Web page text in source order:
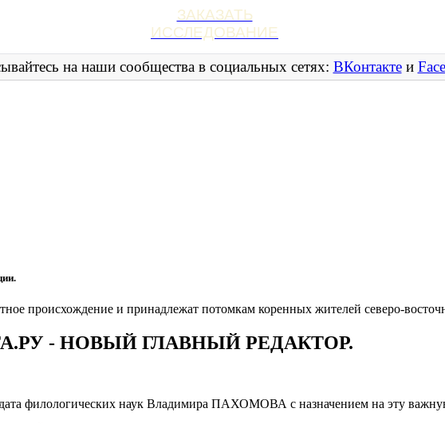
ЗАКАЗАТЬ
ИССЛЕДОВАНИЕ
на наши сообщества в социальных сетях: ВКонтактеи
происхождение и принадлежат потомкам коренных жителей северо-
- НОВЫЙ ГЛАВНЫЙ РЕДАКТОР.
филологических наук Владимира ПАХОМОВА с назначением на эту